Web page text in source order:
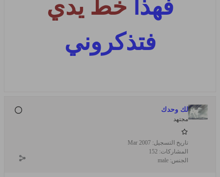
فهذا خط يدي
فتذكروني
لك وحدك
مجتهد
تاريخ التسجيل: Mar 2007
المشاركات: 152
الجنس: male